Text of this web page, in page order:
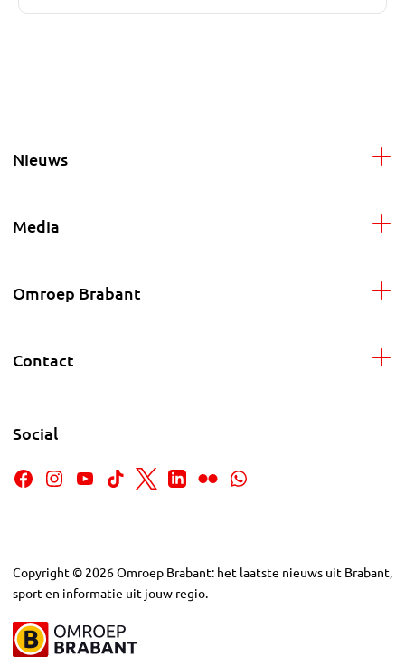
Nieuws
Media
Omroep Brabant
Contact
Social
Copyright © 2026Omroep Brabant: het laatste nieuws uit Brabant,
sport en informatie uit jouw regio.